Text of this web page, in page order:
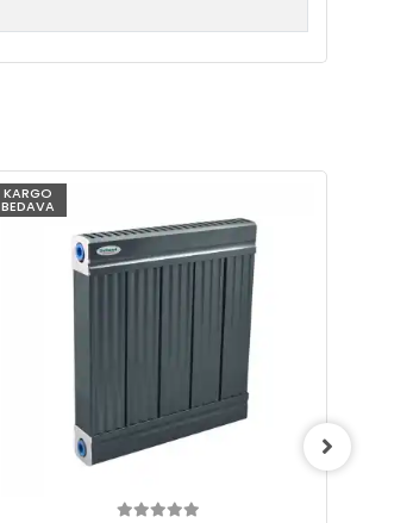
KARGO
BEDAVA